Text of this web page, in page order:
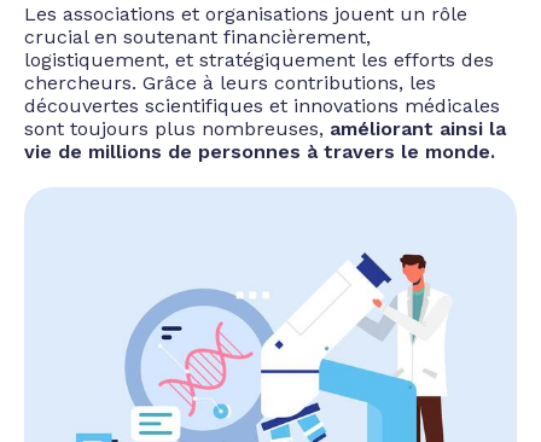
Les associations et organisations jouent un rôle
crucial en soutenant financièrement,
logistiquement, et stratégiquement les efforts des
chercheurs. Grâce à leurs contributions, les
découvertes scientifiques et innovations médicales
sont toujours plus nombreuses, améliorant ainsi la
vie de millions de personnes à travers le monde.